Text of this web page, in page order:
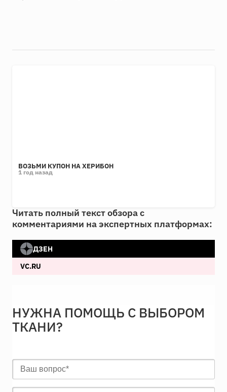
ВОЗЬМИ КУПОН НА ХЕРИБОН
1 год назад
Читать полный текст обзора с
комментариями на экспертных платформах:
ДЗЕН
VC.RU
НУЖНА ПОМОЩЬ С ВЫБОРОМ
ТКАНИ?